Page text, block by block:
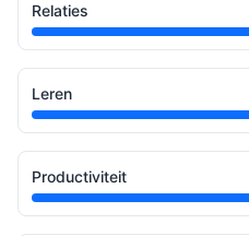
Relaties
Leren
Productiviteit